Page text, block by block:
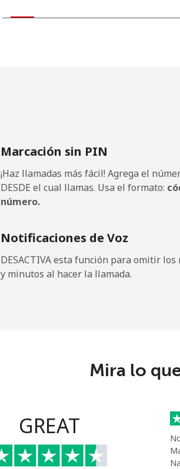
Celular
Kuwait
Celular
Kyrgyzstan
Marcación sin PIN
¡Haz llamadas más fácil! Agrega el
DESDE el cual llamas. Usa el formato:
número.
Notificaciones de Voz
DESACTIVA esta función para omitir los
y minutos al hacer la llamada.
Mira lo
GREAT